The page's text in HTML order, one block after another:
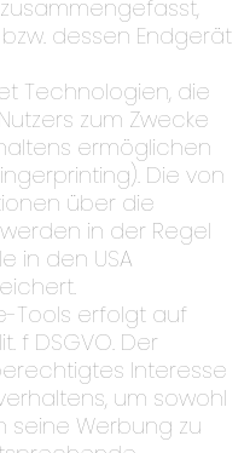
dessen Endgerät
Technologien, die
zum Zwecke
ermöglichen
Die von
über die
in der Regel
in den USA
Tools erfolgt auf
f DSGVO. Der
Interesse
um sowohl
Werbung zu